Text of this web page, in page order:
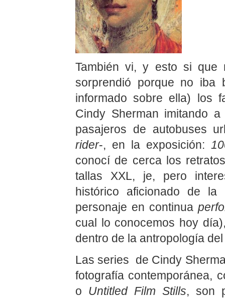
También vi, y esto si que
sorprendió porque no iba
informado sobre ella) los
Cindy Sherman imitando
pasajeros de autobuses
rider-, en la exposición:
conocí de cerca los
tallas XXL, je, pero
histórico aficionado de
personaje en continua
cual lo conocemos hoy
dentro de la antropología
Las series de Cindy
fotografía contemporánea,
o Untitled Film Stills, son